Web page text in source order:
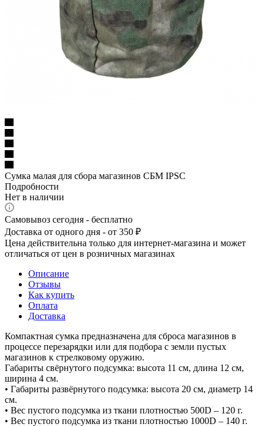
Сумка малая для сбора магазинов СБМ IPSC
Подробности
Нет в наличии
Самовывоз сегодня - бесплатно
Доставка от одного дня - от 350 ₽
Цена действительна только для интернет-магазина и может
отличаться от цен в розничных магазинах
Описание
Отзывы
Как купить
Оплата
Доставка
Компактная сумка предназначена для сброса магазинов в
процессе перезарядки или для подбора с земли пустых
магазинов к стрелковому оружию.
Габариты свёрнутого подсумка: высота 11 см, длина 12 см,
ширина 4 см.
• Габариты развёрнутого подсумка: высота 20 см, диаметр 14
см.
• Вес пустого подсумка из ткани плотностью 500D – 120 г.
• Вес пустого подсумка из ткани плотностью 1000D – 140 г.